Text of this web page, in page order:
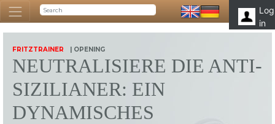
Log
in
FRITZTRAINER | OPENING
NEUTRALISIERE DIE ANTI-
SIZILIANER: EIN
DYNAMISCHES